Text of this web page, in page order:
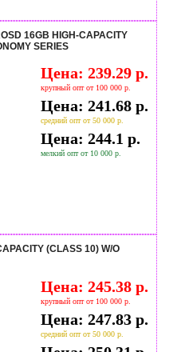
16GB HIGH-CAPACITY
SERIES
Цена: 239.29 р.
крупный опт от 100 000 р.
Цена: 241.68 р.
средний опт от 50 000 р.
Цена: 244.1 р.
мелкий опт от 10 000 р.
(CLASS 10) W/O
Цена: 245.38 р.
крупный опт от 100 000 р.
Цена: 247.83 р.
средний опт от 50 000 р.